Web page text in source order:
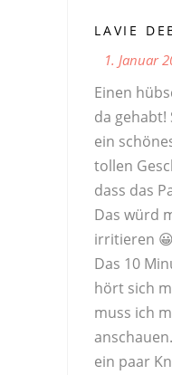
LAVIE
1. Januar
Einen
da gehabt!
ein
tollen
dass das
Das würd
irritieren 😀
Das 10
hört sich
muss ich
ein paar